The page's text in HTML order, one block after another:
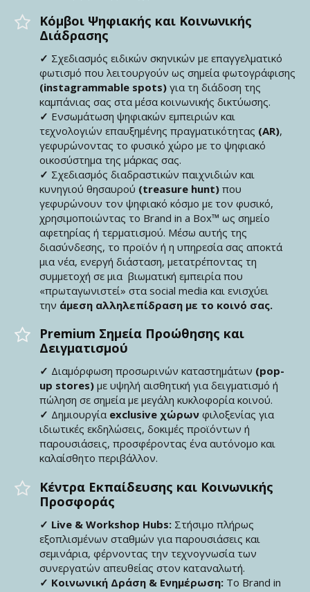
Κόμβοι Ψηφιακής και Κοινωνικής
Διάδρασης
✓ Σχεδιασμός ειδικών σκηνικών με επαγγελματικό
φωτισμό που λειτουργούν ως σημεία φωτογράφισης
(instagrammable spots) για τη διάδοση της
καμπάνιας σας στα μέσα κοινωνικής δικτύωσης.
✓ Ενσωμάτωση ψηφιακών εμπειριών και
τεχνολογιών επαυξημένης πραγματικότητας (AR),
γεφυρώνοντας το φυσικό χώρο με το ψηφιακό
οικοσύστημα της μάρκας σας.
✓ Σχεδιασμός διαδραστικών παιχνιδιών και
κυνηγιού θησαυρού (treasure hunt) που
γεφυρώνουν τον ψηφιακό κόσμο με τον φυσικό,
χρησιμοποιώντας το Brand in a Box™ ως σημείο
αφετηρίας ή τερματισμού. Μέσω αυτής της
διασύνδεσης, το προϊόν ή η υπηρεσία σας αποκτά
μια νέα, ενεργή διάσταση, μετατρέποντας τη
συμμετοχή σε μια βιωματική εμπειρία που
«πρωταγωνιστεί» στα social media και ενισχύει
την άμεση αλληλεπίδραση με το κοινό σας.
Premium Σημεία Προώθησης και
Δειγματισμού
✓ Διαμόρφωση προσωρινών καταστημάτων (pop-
up stores) με υψηλή αισθητική για δειγματισμό ή
πώληση σε σημεία με μεγάλη κυκλοφορία κοινού.
✓ Δημιουργία exclusive χώρων φιλοξενίας για
ιδιωτικές εκδηλώσεις, δοκιμές προϊόντων ή
παρουσιάσεις, προσφέροντας ένα αυτόνομο και
καλαίσθητο περιβάλλον.
Κέντρα Εκπαίδευσης και Κοινωνικής
Προσφοράς
✓ Live & Workshop Hubs: Στήσιμο πλήρως
εξοπλισμένων σταθμών για παρουσιάσεις και
σεμινάρια, φέρνοντας την τεχνογνωσία των
συνεργατών απευθείας στον καταναλωτή.
✓ Κοινωνική Δράση & Ενημέρωση: Το Brand in